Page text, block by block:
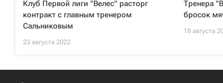
Клуб Первой лиги "Велес" расторг
контракт с главным тренером
Сальниковым
23 августа 2022
Тренера
бросок
18 августа